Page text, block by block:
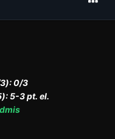
0/3
5-3 pt. el.